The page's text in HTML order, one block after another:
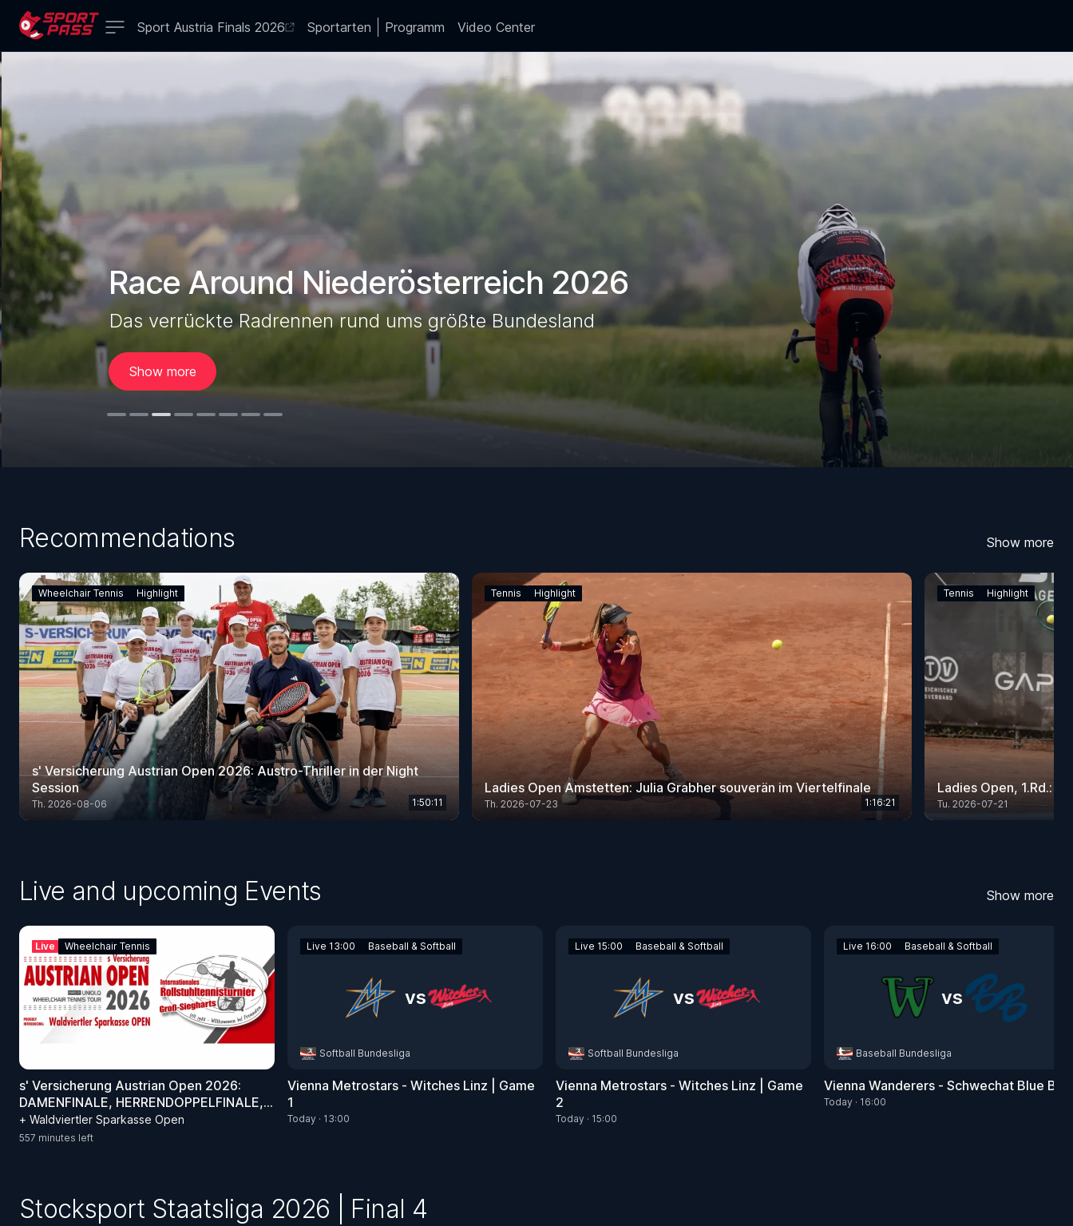
Sport Austria Finals 2026 Sportarten Programm Video Center
Race Around Niederösterreich 2026
Das verrückte Radrennen rund ums größte Bundesland
Show more
Recommendations Show more
Wheelchair Tennis Highlight
1:50:11
s' Versicherung Austrian Open 2026: Austro-Thriller in der Night
Session
Th. 2026-08-06
Tennis Highlight
1:16:21
Ladies Open Amstetten: Julia Grabher souverän im Viertelfinale
Th. 2026-07-23
Tennis Highlight
Ladies Open, 1.Rd.:
Tu. 2026-07-21
Live and upcoming Events Show more
Live Wheelchair Tennis
s' Versicherung Austrian Open 2026:
DAMENFINALE, HERRENDOPPELFINALE,
FINALE WALDVIERTEL SPARKASSE OPEN
+ Waldviertler Sparkasse Open
557 minutes left
Live 13:00 Baseball & Softball
vs
Softball Bundesliga
Vienna Metrostars - Witches Linz | Game
1
Today · 13:00
Live 15:00 Baseball & Softball
vs
Softball Bundesliga
Vienna Metrostars - Witches Linz | Game
2
Today · 15:00
Live 16:00 Baseball & Softball
vs
Baseball Bundesliga
Vienna Wanderers - Schwechat Blue
Today · 16:00
Stocksport Staatsliga 2026 | Final 4